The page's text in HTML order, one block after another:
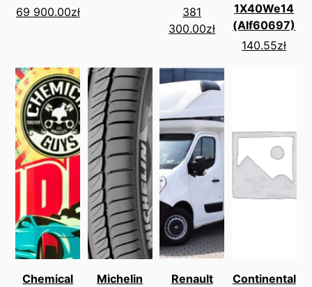
69 900.00zł
381
300.00zł
1X40We14
(Alf60697)
140.55zł
Chemical
Michelin
Renault
Continental